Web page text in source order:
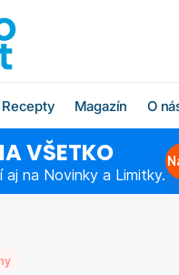
Recepty
(od 1. kroku
Magazín
Blog
Ako rýchlo
O
O značke
Náš tím
VŠETKO
aj na Novinky a Limitky.